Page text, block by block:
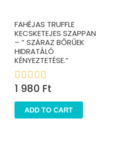
FAHÉJAS TRUFFLE
KECSKETEJES SZAPPAN
– ” SZÁRAZ BŐRŰEK
HIDRATÁLÓ
KÉNYEZTETÉSE.”
1 980 Ft
ADD TO CART